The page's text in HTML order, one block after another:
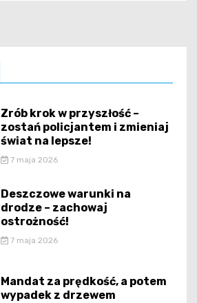
Zrób krok w przyszłość –
zostań policjantem i zmieniaj
świat na lepsze!
7 maja 2026
Deszczowe warunki na
drodze – zachowaj
ostrożność!
7 maja 2026
Mandat za prędkość, a potem
wypadek z drzewem